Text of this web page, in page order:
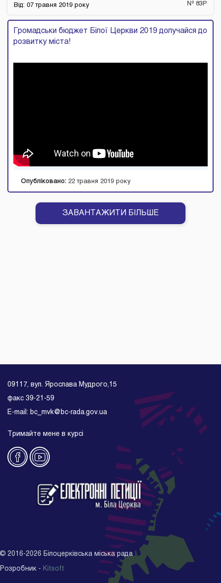
№ 83Р
Від: 07 травня 2019 року
Громадськи бюджет Білої Церкви 2019 долучайся до
розвитку міста!
Опубліковано: 22 травня 2019 року
ЗАВАНТАЖИТИ БIЛЬШЕ
09117, вул. Ярослава Мудрого,15
факс 39-21-59
E-mail: bc_mvk@bc-rada.gov.ua
Тримайте мене в курсі
© 2016-2026 Білоцерківська міська рада
Розробник - Kitsoft